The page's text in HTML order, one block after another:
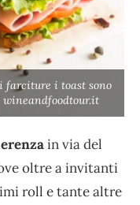
farciture i toast sono
wineandfoodtour.it
in via del
oltre a invitanti
roll e tante altre